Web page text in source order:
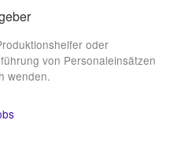
oder
von Personaleinsätzen
wenden.